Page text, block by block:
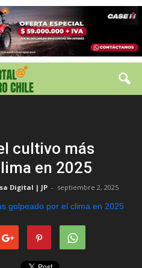
cultivo más
en 2025
Digital | JP - septiembre 2, 2025